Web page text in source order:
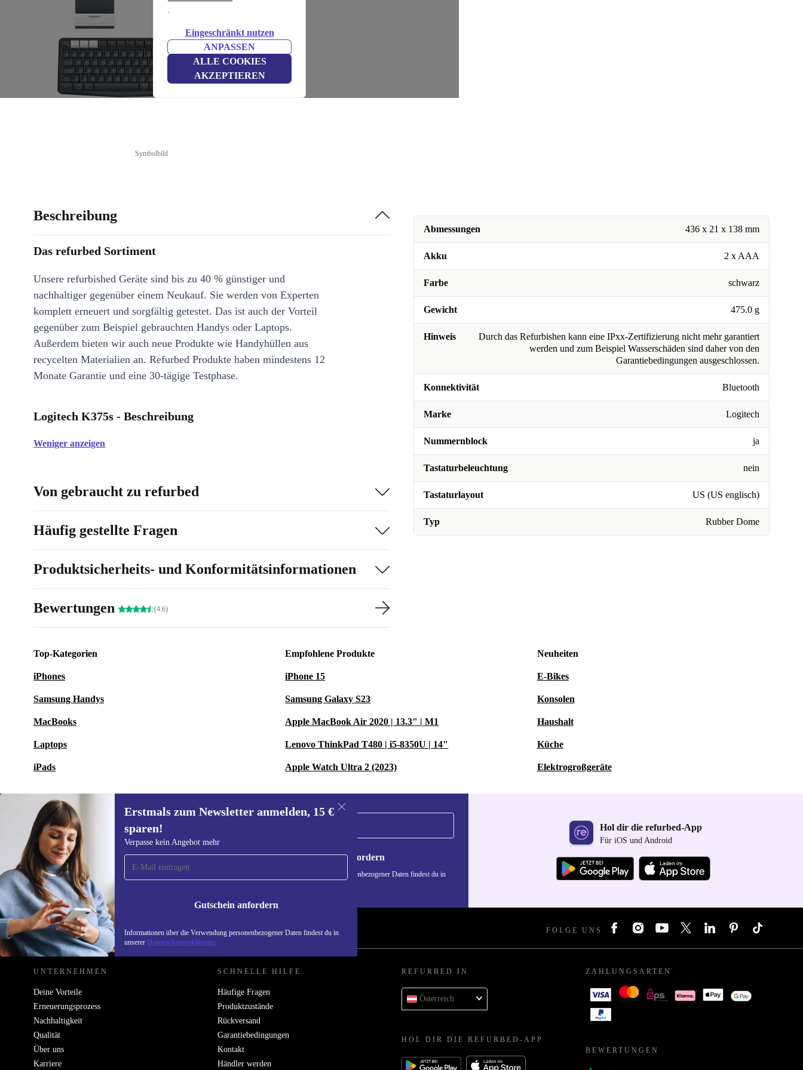
.
Eingeschränkt nutzen
ANPASSEN
ALLE COOKIES
AKZEPTIEREN
Symbolbild
Abmessungen 436 x 21 x 138 mm
Akku 2 x AAA
Farbe schwarz
Gewicht 475.0 g
Hinweis
Durch das Refurbishen kann eine IPxx-Zertifizierung nicht mehr garantiert
werden und zum Beispiel Wasserschäden sind daher von den
Garantiebedingungen ausgeschlossen.
Konnektivität Bluetooth
Marke Logitech
Nummernblock ja
Tastaturbeleuchtung nein
Tastaturlayout US (US englisch)
Typ Rubber Dome
Beschreibung
Das refurbed Sortiment
Unsere refurbished Geräte sind bis zu 40 % günstiger und
nachhaltiger gegenüber einem Neukauf. Sie werden von Experten
komplett erneuert und sorgfältig getestet. Das ist auch der Vorteil
gegenüber zum Beispiel gebrauchten Handys oder Laptops.
Außerdem bieten wir auch neue Produkte wie Handyhüllen aus
recycelten Materialien an. Refurbed Produkte haben mindestens 12
Monate Garantie und eine 30-tägige Testphase.
Logitech K375s - Beschreibung
Weniger anzeigen
Von gebraucht zu refurbed
Häufig gestellte Fragen
Produktsicherheits- und Konformitätsinformationen
Bewertungen (4.6)
Top-Kategorien
iPhones
Samsung Handys
MacBooks
Laptops
iPads
Empfohlene Produkte
iPhone 15
Samsung Galaxy S23
Apple MacBook Air 2020 | 13.3" | M1
Lenovo ThinkPad T480 | i5-8350U | 14"
Apple Watch Ultra 2 (2023)
Neuheiten
E-Bikes
Konsolen
Haushalt
Küche
Elektrogroßgeräte
Erstmals zum Newsletter anmelden, 15 €
sparen!
Verpasse kein Angebot mehr
Gutschein anfordern
Informationen über die Verwendung personenbezogener Daten findest du in
unserer Datenschutzerklärung
Erstmals zum Newsletter
anmelden, 15 € sparen!
Verpasse kein Angebot mehr.
Gutschein anfordern
Informationen über die Verwendung personenbezogener Daten findest du in
Hol dir die refurbed-App
Für iOS und Android
REFURBED ÖSTERREICH - RETHINK NEW. FOLGE UNS
UNTERNEHMEN
Deine Vorteile
Erneuerungsprozess
Nachhaltigkeit
Qualität
Über uns
Karriere
SCHNELLE HILFE
Häufige Fragen
Produktzustände
Rückversand
Garantiebedingungen
Kontakt
Händler werden
REFURBED IN
Österreich
HOL DIR DIE REFURBED-APP
ZAHLUNGSARTEN
BEWERTUNGEN